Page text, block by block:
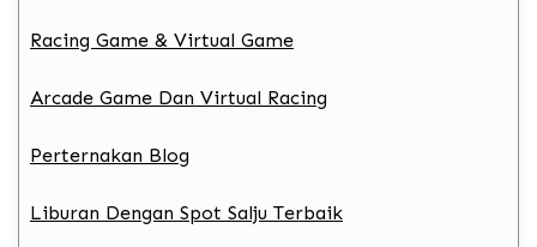
Racing Game & Virtual Game
Arcade Game Dan Virtual Racing
Perternakan Blog
Liburan Dengan Spot Salju Terbaik